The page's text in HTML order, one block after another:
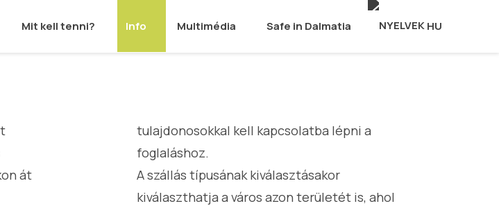
Mit kell tenni? Info Multimédia Safe in Dalmatia HU
át
tulajdonosokkal kell kapcsolatba lépni a
foglaláshoz.
A szállás típusának kiválasztásakor
kiválaszthatja a város azon területét is, ahol